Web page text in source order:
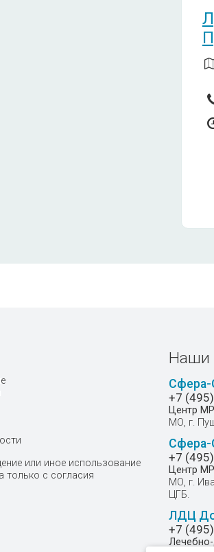
антител при
RP 155, фибрилларин, NOR 90,
(МПО)
3 (PR3)
АНЦА (раздельно 6
или иное использование
с согласия
Наши
Сфера-
+7
Центр
МО, г.
Сфера-
+7
Центр
МО, г.
ЦГБ.
ЛДЦ
+7
Лечебно-